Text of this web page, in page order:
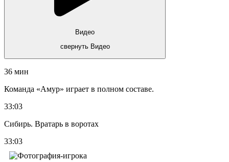
Видео
свернуть Видео
36 мин
Команда «Амур» играет в полном составе.
33:03
Сибирь. Вратарь в воротах
33:03